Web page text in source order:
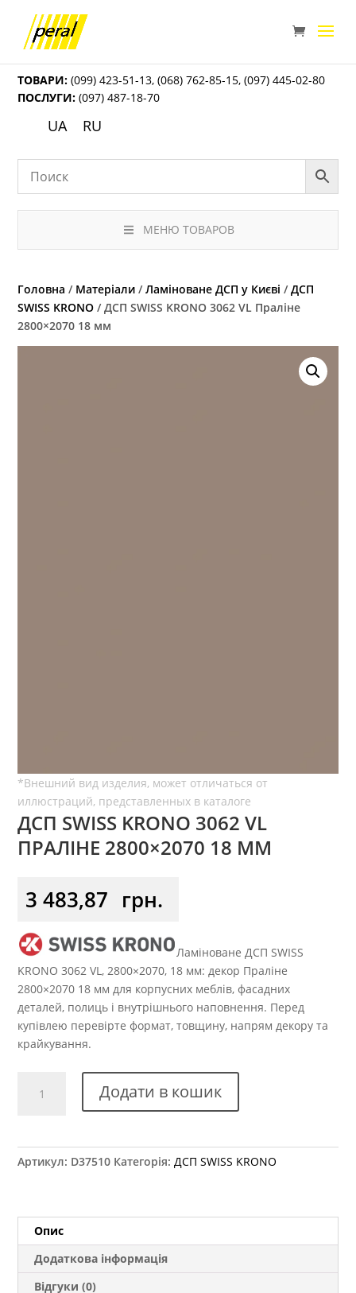
ТОВАРИ: (099) 423-51-13,(068) 762-85-15,(097) 445-02-80
ПОСЛУГИ: (097) 487-18-70
UA RU
МЕНЮ ТОВАРОВ
Головна / Матеріали /Ламіноване ДСП у Києві /ДСП
SWISS KRONO / ДСП SWISS KRONO 3062 VL Праліне
2800×2070 18 мм
ДСП SWISS KRONO 3062 VL
ПРАЛІНЕ 2800×2070 18 ММ
3 483,87 грн.
Ламіноване ДСП SWISS
KRONO 3062 VL, 2800×2070, 18 мм: декор Праліне
2800×2070 18 мм для корпусних меблів, фасадних
деталей, полиць і внутрішнього наповнення. Перед
купівлею перевірте формат, товщину, напрям декору та
крайкування.
SWISS
Праліне
кількість
Додати в кошик
Артикул: D37510 Категорія:ДСП SWISS KRONO
Опис
Додаткова інформація
Відгуки (0)